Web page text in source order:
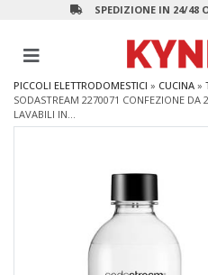
SPEDIZIONE IN 24/48
PICCOLI ELETTRODOMESTICI » CUCINA »
SODASTREAM 2270071 CONFEZIONE DA
LAVABILI IN...